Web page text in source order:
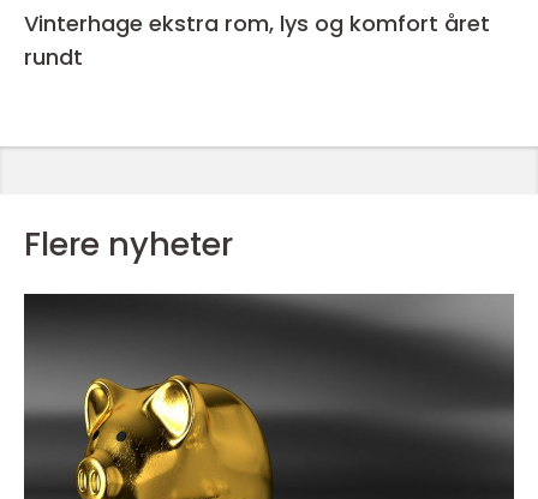
Vinterhage ekstra rom, lys og komfort året
rundt
Flere nyheter